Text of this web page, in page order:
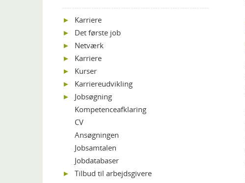
Karriere
Det første job
Netværk
Karriere
Kurser
Karriereudvikling
Jobsøgning
Kompetenceafklaring
CV
Ansøgningen
Jobsamtalen
Jobdatabaser
Tilbud til arbejdsgivere